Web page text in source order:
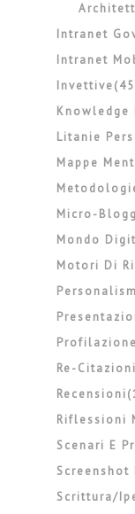
Intranet
Intranet
Knowledge
Litanie
Mappe
Micro-
Mondo
Motori Di
Re-
Riflessioni
Scenari E
Scrittura/